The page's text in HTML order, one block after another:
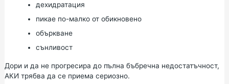
дехидратация
пикае по-малко от обикновено
объркване
сънливост
Дори и да не прогресира до пълна бъбречна недостатъчност,
АКИ трябва да се приема сериозно.